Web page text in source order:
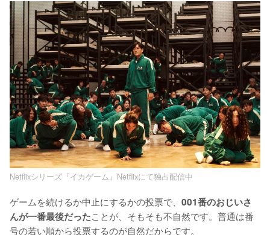
Netflixシリーズ『イカゲーム』Netflixにて独占配信中
ゲームを続けるか中止にするかの投票で、 001番のおじいさ
んが一番最後だったことが、そもそも不自然です。普通は番
号の若い順から投票するのが自然だからです。